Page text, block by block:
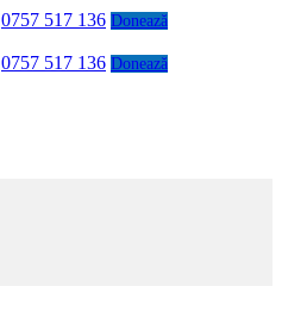
0757 517 136 Donează
0757 517 136 Donează